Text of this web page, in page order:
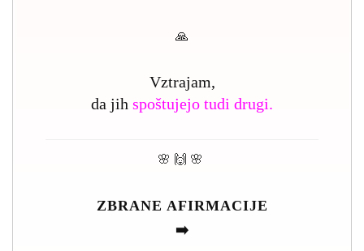
🙏
Vztrajam,
da jih spoštujejo tudi drugi.
🌸 🙌 🌸
ZBRANE AFIRMACIJE
➡️